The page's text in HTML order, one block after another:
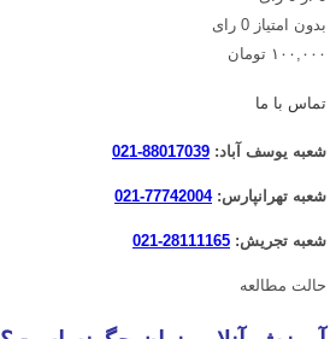
کلاس
آنلاین
زبان
زبان
عدد
بدون امتیاز 0 رای
۱۰۰,۰۰۰ تومان
تماس با ما
شعبه یوسف آباد: 88017039-021
شعبه تهرانپارس:77742004-021
شعبه تجریش: 28111165-021
حالت مطالعه